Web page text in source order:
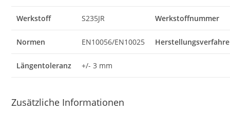
Werkstoff S235JR Werkstoffnummer
Normen EN10056/EN10025
Längentoleranz +/- 3 mm
Zusätzliche Informationen